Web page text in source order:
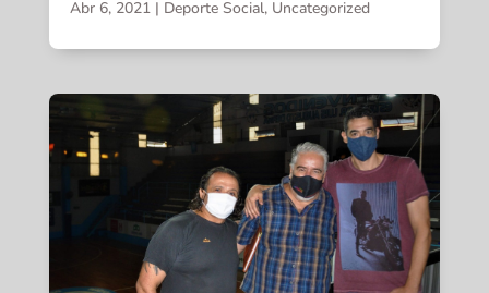
Abr 6, 2021| Deporte Social, Uncategorized